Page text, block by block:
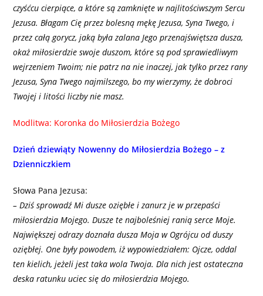
czyśćcu cierpiące, a które są zamknięte w najlitościwszym Sercu
Jezusa. Błagam Cię przez bolesną mękę Jezusa, Syna Twego, i
przez całą gorycz, jaką była zalana Jego przenajświętsza dusza,
okaż miłosierdzie swoje duszom, które są pod sprawiedliwym
wejrzeniem Twoim; nie patrz na nie inaczej, jak tylko przez rany
Jezusa, Syna Twego najmilszego, bo my wierzymy, że dobroci
Twojej i litości liczby nie masz.
Modlitwa: Koronka do Miłosierdzia Bożego
Dzień dziewiąty Nowenny do Miłosierdzia Bożego – z
Dzienniczkiem
Słowa Pana Jezusa:
– Dziś sprowadź Mi dusze oziębłe i zanurz je w przepaści
miłosierdzia Mojego. Dusze te najboleśniej ranią serce Moje.
Największej odrazy doznała dusza Moja w Ogrójcu od duszy
oziębłej. One były powodem, iż wypowiedziałem: Ojcze, oddal
ten kielich, jeżeli jest taka wola Twoja. Dla nich jest ostateczna
deska ratunku uciec się do miłosierdzia Mojego.